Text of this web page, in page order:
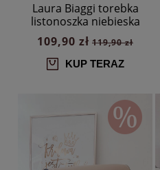
Laura Biaggi torebka
listonoszka niebieska
jeans
109,90 zł 119,90 zł
KUP TERAZ